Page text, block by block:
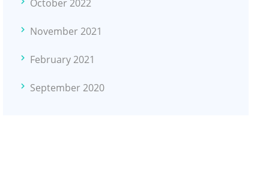
October 2022
November 2021
February 2021
September 2020